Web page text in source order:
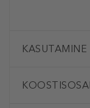
KASUTAMINE